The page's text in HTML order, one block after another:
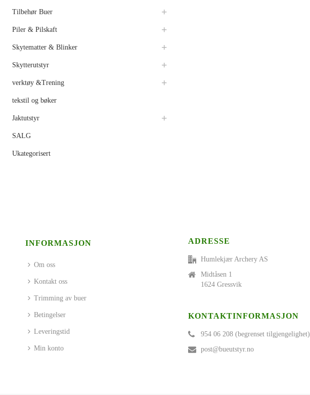
Tilbehør Buer
Piler & Pilskaft
Skytematter & Blinker
Skytterutstyr
verktøy &Trening
tekstil og bøker
Jaktutstyr
SALG
Ukategorisert
INFORMASJON
Om oss
Kontakt oss
Trimming av buer
Betingelser
Leveringstid
Min konto
ADRESSE
Humlekjær Archery AS
Midtåsen 1
1624 Gressvik
KONTAKTINFORMASJON
954 06 208 (begrenset tilgjengelighet)
post@bueutstyr.no